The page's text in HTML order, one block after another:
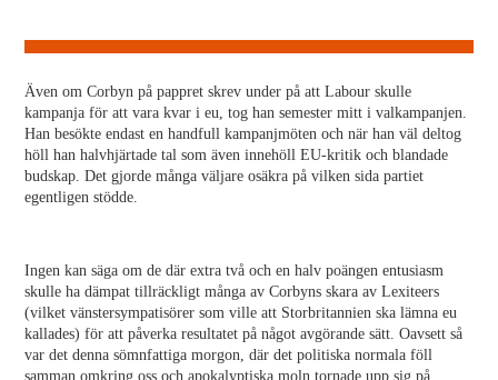
Även om Corbyn på pappret skrev under på att Labour skulle
kampanja för att vara kvar i eu, tog han semester mitt i valkampanjen.
Han besökte endast en handfull kampanjmöten och när han väl deltog
höll han halvhjärtade tal som även innehöll EU-kritik och blandade
budskap. Det gjorde många väljare osäkra på vilken sida partiet
egentligen stödde.
Ingen kan säga om de där extra två och en halv poängen entusiasm
skulle ha dämpat tillräckligt många av Corbyns skara av Lexiteers
(vilket vänstersympatisörer som ville att Storbritannien ska lämna eu
kallades) för att påverka resultatet på något avgörande sätt. Oavsett så
var det denna sömnfattiga morgon, där det politiska normala föll
samman omkring oss och apokalyptiska moln tornade upp sig på